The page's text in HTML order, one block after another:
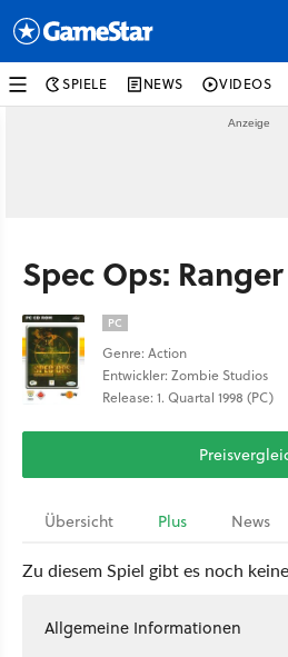
SPIELE NEWS VIDEOS
Spec Ops:
PC
Genre: Action
Entwickler: Zombie Studios
Release: 1. Quartal 1998 (PC)
Übersicht Plus News
Zu diesem Spiel gibt es noch
Allgemeine Informationen